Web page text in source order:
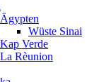
Ägypten
Wüste Sinai
Kap Verde
La Rèunion